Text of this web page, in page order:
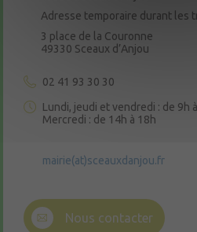
Adresse temporaire durant les
3 place de la Couronne
49330 Sceaux d’Anjou
02 41 93 30 30
Lundi, jeudi et vendredi : de 9h
Mercredi : de 14h à 18h
mairie(at)sceauxdanjou.fr
Nous contacter